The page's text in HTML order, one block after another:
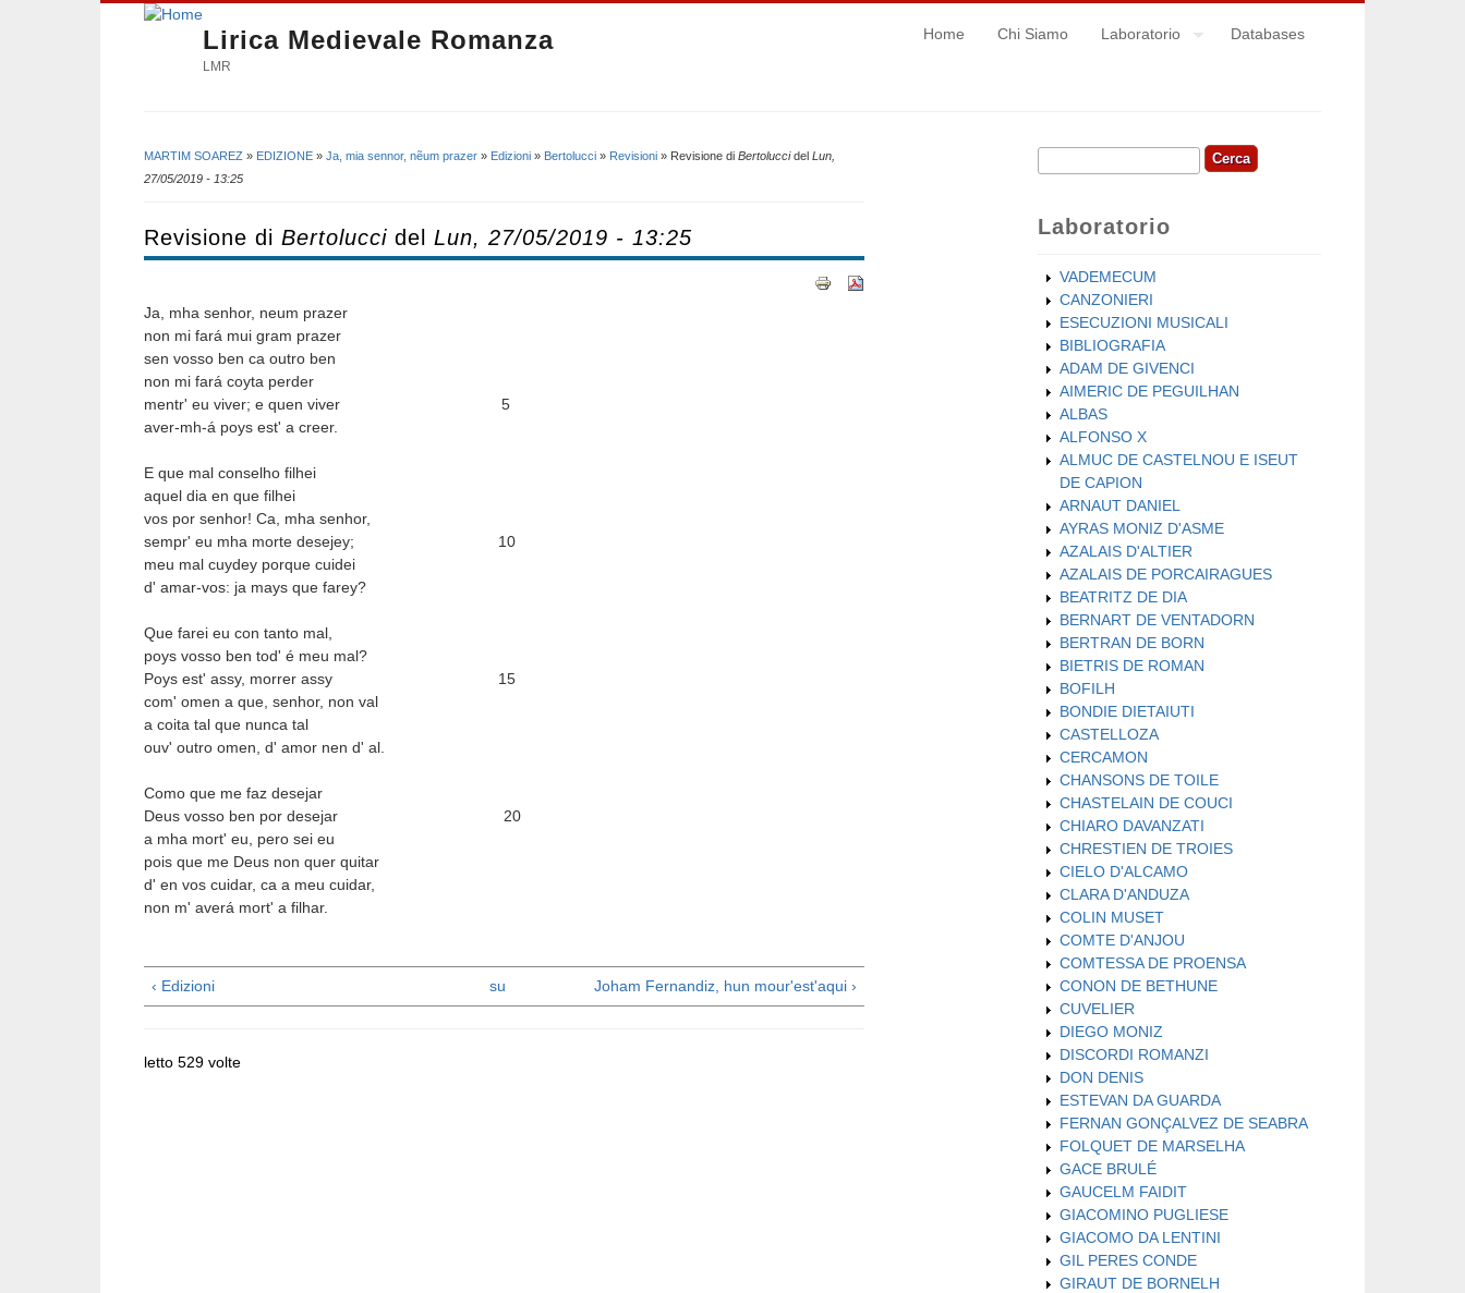
Lirica Medievale Romanza
LMR
Home Chi Siamo Laboratorio Databases
Tu sei qui
MARTIM SOAREZ » EDIZIONE » Ja, mia sennor, nẽum prazer » Edizioni » Bertolucci » Revisioni » Revisione di Bertoluccidel Lun,
27/05/2019 - 13:25
Revisione di Bertolucci del Lun, 27/05/2019 - 13:25
Ja, mha senhor, neum prazer
non mi fará mui gram prazer
sen vosso ben ca outro ben
non mi fará coyta perder
mentr' eu viver; e quen viver 5
aver-mh-á poys est' a creer.
E que mal conselho filhei
aquel dia en que filhei
vos por senhor! Ca, mha senhor,
sempr' eu mha morte desejey; 10
meu mal cuydey porque cuidei
d' amar-vos: ja mays que farey?
Que farei eu con tanto mal,
poys vosso ben tod' é meu mal?
Poys est' assy, morrer assy 15
com' omen a que, senhor, non val
a coita tal que nunca tal
ouv' outro omen, d' amor nen d' al.
Como que me faz desejar
Deus vosso ben por desejar 20
a mha mort' eu, pero sei eu
pois que me Deus non quer quitar
d' en vos cuidar, ca a meu cuidar,
non m' averá mort' a filhar.
‹ Edizioni su Joham Fernandiz, hun mour'est'aqui ›
letto 529 volte
Form di ricerca
Cerca
Laboratorio
VADEMECUM
CANZONIERI
ESECUZIONI MUSICALI
BIBLIOGRAFIA
ADAM DE GIVENCI
AIMERIC DE PEGUILHAN
ALBAS
ALFONSO X
ALMUC DE CASTELNOU E ISEUT
DE CAPION
ARNAUT DANIEL
AYRAS MONIZ D'ASME
AZALAIS D'ALTIER
AZALAIS DE PORCAIRAGUES
BEATRITZ DE DIA
BERNART DE VENTADORN
BERTRAN DE BORN
BIETRIS DE ROMAN
BOFILH
BONDIE DIETAIUTI
CASTELLOZA
CERCAMON
CHANSONS DE TOILE
CHASTELAIN DE COUCI
CHIARO DAVANZATI
CHRESTIEN DE TROIES
CIELO D'ALCAMO
CLARA D'ANDUZA
COLIN MUSET
COMTE D'ANJOU
COMTESSA DE PROENSA
CONON DE BETHUNE
CUVELIER
DIEGO MONIZ
DISCORDI ROMANZI
DON DENIS
ESTEVAN DA GUARDA
FERNAN GONÇALVEZ DE SEABRA
FOLQUET DE MARSELHA
GACE BRULÉ
GAUCELM FAIDIT
GIACOMINO PUGLIESE
GIACOMO DA LENTINI
GIL PERES CONDE
GIRAUT DE BORNELH